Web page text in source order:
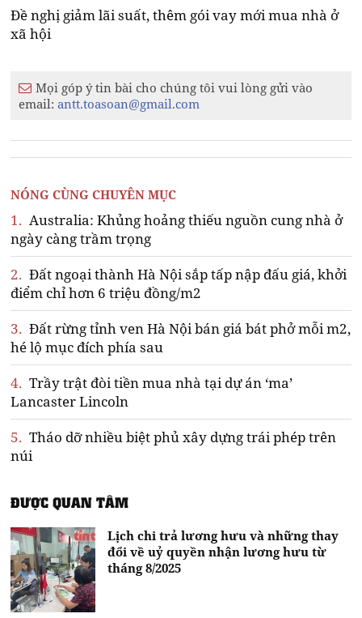
Đề nghị giảm lãi suất, thêm gói vay mới mua nhà ở
xã hội
Mọi góp ý tin bài cho chúng tôi vui lòng gửi vào
email:antt.toasoan@gmail.com
NÓNG CÙNG CHUYÊN MỤC
1. Australia: Khủng hoảng thiếu nguồn cung nhà ở
ngày càng trầm trọng
2. Đất ngoại thành Hà Nội sắp tấp nập đấu giá, khởi
điểm chỉ hơn 6 triệu đồng/m2
3. Đất rừng tỉnh ven Hà Nội bán giá bát phở mỗi m2,
hé lộ mục đích phía sau
4. Trầy trật đòi tiền mua nhà tại dự án ‘ma’
Lancaster Lincoln
5. Tháo dỡ nhiều biệt phủ xây dựng trái phép trên
núi
ĐƯỢC QUAN TÂM
Lịch chi trả lương hưu và những thay
đổi về uỷ quyền nhận lương hưu từ
tháng 8/2025